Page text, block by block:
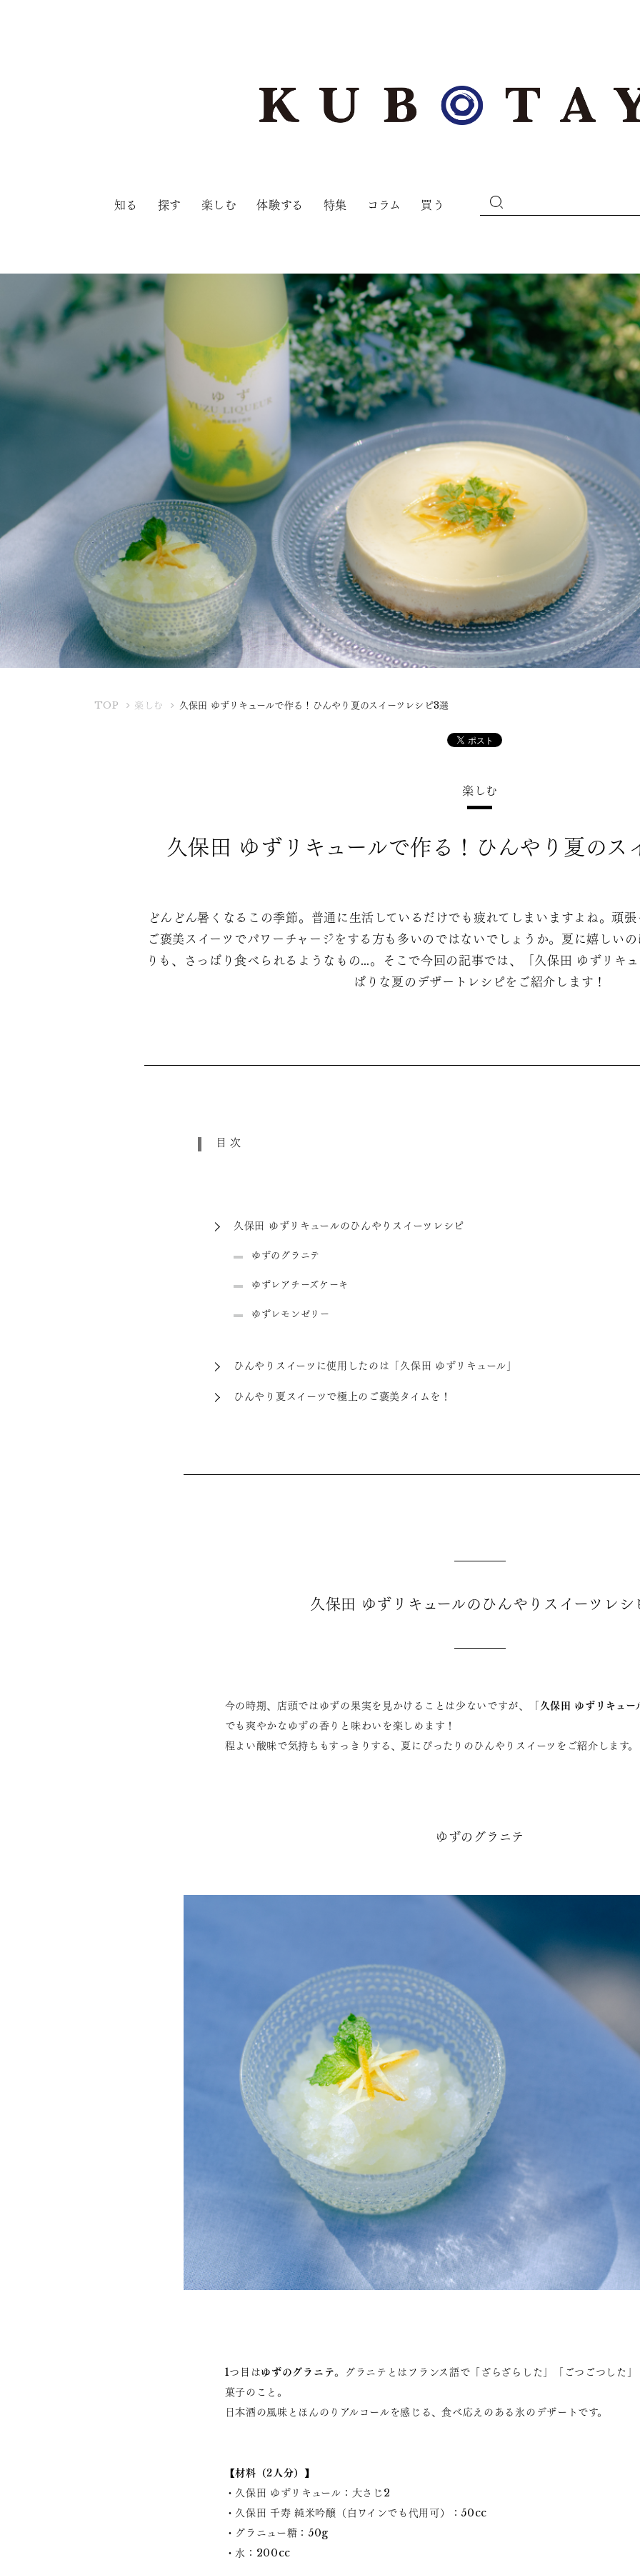
知る 探す 楽しむ 体験する 特集 コラム 買う
TOPK
楽しむ 久保田 ゆずリキュールで作る！ひんやり夏のスイーツレシピ3選
楽しむ
久保田 ゆずリキュールで作る！ひんやり夏のス
どんどん暑くなるこの季節。普通に生活しているだけでも疲れてしまいますよね。頑張
ご褒美スイーツでパワーチャージをする方も多いのではないでしょうか。夏に嬉しい
りも、さっぱり食べられるようなもの…。そこで今回の記事では、「久保田 ゆずリキ
ぱりな夏のデザートレシピをご紹介します！
目次
久保田 ゆずリキュールのひんやりスイーツレシピ
ゆずのグラニテ
ゆずレアチーズケーキ
ゆずレモンゼリー
ひんやりスイーツに使用したのは「久保田 ゆずリキュール」
ひんやり夏スイーツで極上のご褒美タイムを！
久保田 ゆずリキュールのひんやりスイーツレシ
今の時期、店頭ではゆずの果実を見かけることは少ないですが、「久保田 ゆずリキュー
でも爽やかなゆずの香りと味わいを楽しめます！
程よい酸味で気持ちもすっきりする、夏にぴったりのひんやりスイーツをご紹介します。
ゆずのグラニテ
1つ目はゆずのグラニテ。グラニテとはフランス語で「ざらざらした」「ごつごつした
菓子のこと。
日本酒の風味とほんのりアルコールを感じる、食べ応えのある氷のデザートです。
【材料（2人分）】
・久保田 ゆずリキュール：大さじ2
・久保田 千寿 純米吟醸（白ワインでも代用可）：50cc
・グラニュー糖：50g
・水：200cc